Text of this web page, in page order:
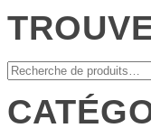
Recherche